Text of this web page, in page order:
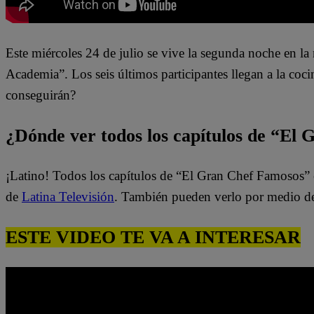
Este miércoles 24 de julio se vive la segunda noche en
Academia”. Los seis últimos participantes llegan a la
conseguirán?
¿Dónde ver todos los capítulos de “El
¡Latino! Todos los capítulos de “El Gran Chef
de Latina Televisión. También pueden verlo por medio
ESTE VIDEO TE VA A INTERESAR